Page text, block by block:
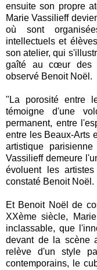
ensuite son propre
Marie Vassilieff
où sont
intellectuels et
son atelier, qui
gaîté au cœur des
observé Benoit Noël.
"La porosité entre
témoigne d'une
permanent, entre
entre les Beaux-Arts
artistique
Vassilieff demeure
évoluent les
constaté Benoit Noël.
Et Benoit Noël de
XXème siècle,
inclassable, que
devant de la scène
relève d'un style
contemporains, le